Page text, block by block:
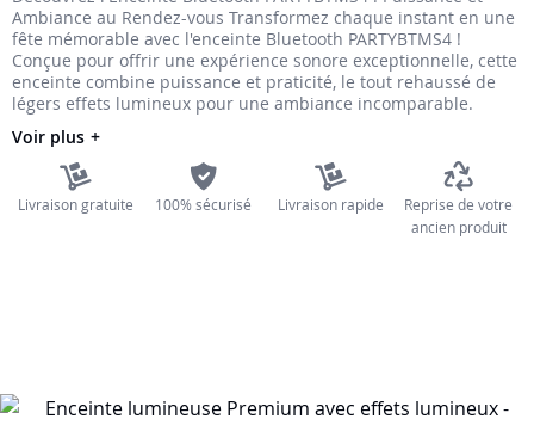
of
the
images
gallery
Ambiance au Rendez-vous Transformez chaque instant en une
fête mémorable avec l'enceinte Bluetooth PARTYBTMS4 !
Conçue pour offrir une expérience sonore exceptionnelle, cette
enceinte combine puissance et praticité, le tout rehaussé de
légers effets lumineux pour une ambiance incomparable.
Voir plus
Livraison gratuite 100% sécurisé Livraison rapide
Reprise de votre
ancien produit